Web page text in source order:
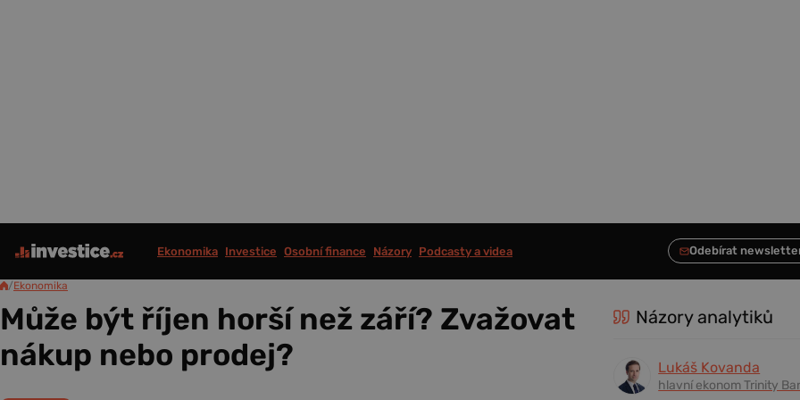
Ekonomika Investice Osobní finance Názory Podcasty a videa
/Ekonomika
Může být říjen horší než září? Zvažovat
nákup nebo prodej?
Názory analytiků
Lukáš Kovanda
hlavní ekonom Trinity